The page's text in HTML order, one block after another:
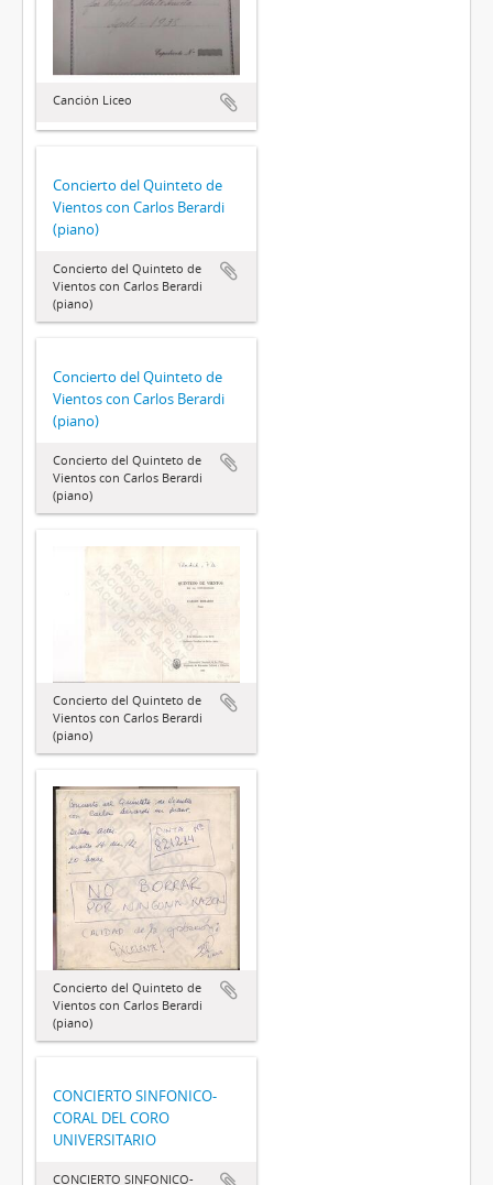
Canción Liceo
Concierto del Quinteto de
Vientos con Carlos Berardi
(piano)
Concierto del Quinteto de
Vientos con Carlos Berardi
(piano)
Concierto del Quinteto de
Vientos con Carlos Berardi
(piano)
Concierto del Quinteto de
Vientos con Carlos Berardi
(piano)
Concierto del Quinteto de
Vientos con Carlos Berardi
(piano)
Concierto del Quinteto de
Vientos con Carlos Berardi
(piano)
CONCIERTO SINFONICO-
CORAL DEL CORO
UNIVERSITARIO
CONCIERTO SINFONICO-